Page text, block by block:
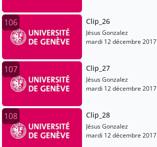
106 Clip_26
Jésus Gonzalez
mardi 12 décembre 2017
107 Clip_27
Jésus Gonzalez
mardi 12 décembre 2017
108 Clip_28
Jésus Gonzalez
mardi 12 décembre 2017